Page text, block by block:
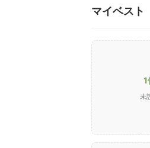
マイベスト
1
未